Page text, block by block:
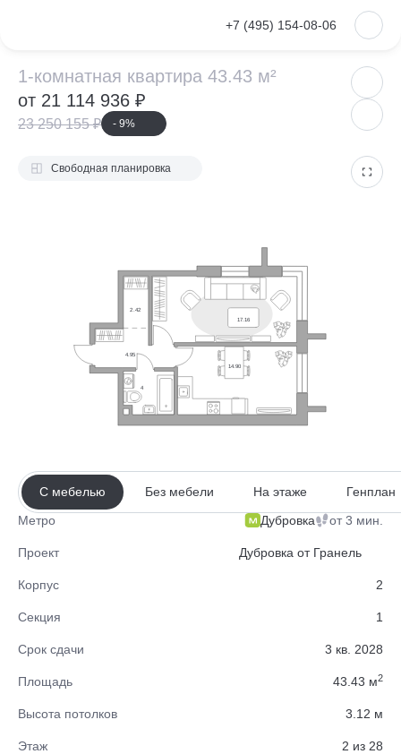
+7 (495) 154-08-06
1-комнатная
1-комнатная квартира 43.43 м²
от 21 114 936 ₽
23 250 155 ₽ - 9%
VKontakte
Метро Дубровка от 3 мин.
Проект Дубровка от Гранель
Корпус 2
Секция 1
Срок сдачи 3 кв. 2028
Площадь 43.43 м2
Высота потолков 3.12 м
Этаж 2 из 28
17.16
14.90
4
2.42
4.95
Свободная планировка
С мебелью Без мебели На этаже Генплан